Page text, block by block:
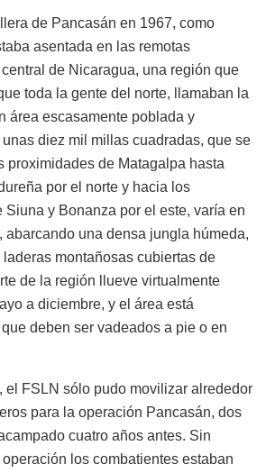
de Pancasán en 1967, como
asentada en las remotas
de Nicaragua, una región que
toda la gente del norte, llamaban la
área escasamente poblada y
diez mil millas cuadradas, que se
proximidades de Matagalpa hasta
por el norte y hacia los
Siuna y Bonanza por el este, varía en
abarcando una densa jungla húmeda,
montañosas cubiertas de
de la región llueve virtualmente
a diciembre, y el área está
deben ser vadeados a pie o en
el FSLN sólo pudo movilizar alrededor
para la operación Pancasán, dos
cuatro años antes. Sin
los combatientes estaban